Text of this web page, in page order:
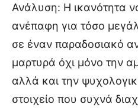
Ανάλυση: Η ικανότητα
ανέπαφη για τόσο
σε έναν παραδοσιακό
μαρτυρά όχι μόνο την
αλλά και την
στοιχείο που συχνά